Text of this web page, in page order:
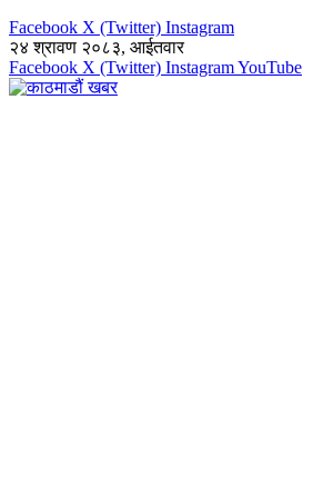
Facebook X (Twitter) Instagram
२४ श्रावण २०८३, आईतवार
Facebook X (Twitter) InstagramYouTube